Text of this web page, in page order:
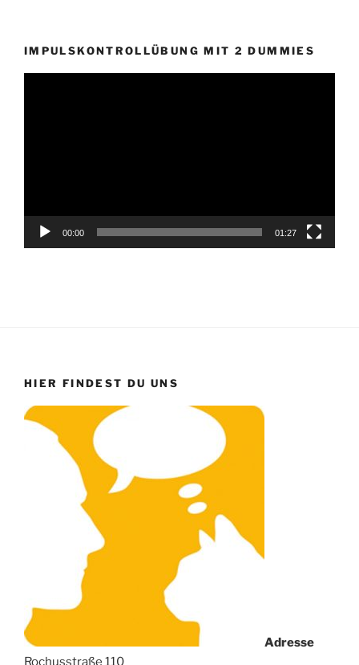
IMPULSKONTROLLÜBUNG MIT 2 DUMMIES
00:00 01:27
HIER FINDEST DU UNS
Adresse
Rochusstraße 110